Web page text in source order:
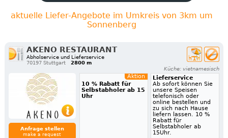
aktuelle Liefer-Angebote im Umkreis von 3km um
Sonnenberg
AKENO RESTAURANT
Abholservice und Lieferservice
70197 Stuttgart
2800 m
Küche: vietnamesisch
Anfrage stellen
make a request
Aktion
10 % Rabatt für
Selbstabholer ab 15
Uhr
Lieferservice
Ab sofort können Sie
unsere Speisen
telefonisch oder
online bestellen und
zu sich nach Hause
liefern lassen. 10 %
Rabatt für
Selbstabholer ab
15Uhr.